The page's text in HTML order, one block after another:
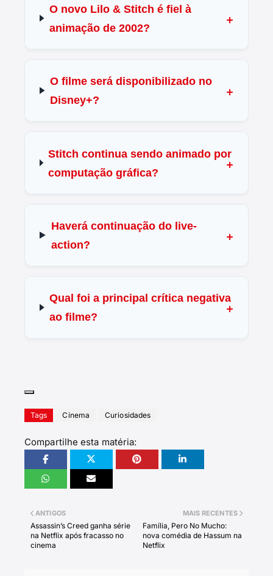
O novo Lilo & Stitch é fiel à
animação de 2002?
O filme será disponibilizado no
Disney+?
Stitch continua sendo animado por
computação gráfica?
Haverá continuação do live-
action?
Qual foi a principal crítica negativa
ao filme?
Tags Cinema Curiosidades
Compartilhe esta matéria:
MAIS RECENTES
Família, Pero No Mucho:
nova comédia de Hassum na
Netflix
ANTIGOS
Assassin’s Creed ganha série
na Netflix após fracasso no
cinema